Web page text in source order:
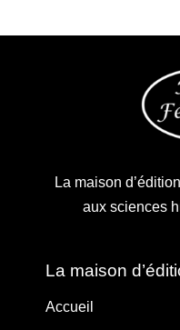
La maison
aux sciences
La maison
Accueil